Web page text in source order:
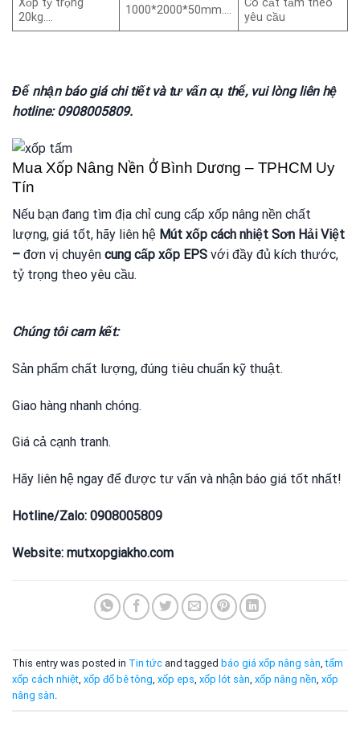
Xốp tỷ trọng
20kg….
1000*2000*50mm….
Có cắt tấm theo
yêu cầu
Để nhận báo giá chi tiết và tư vấn cụ thể, vui lòng liên hệ
hotline: 0908005809.
Mua Xốp Nâng Nền Ở Bình Dương – TPHCM Uy
Tín
Nếu bạn đang tìm địa chỉ cung cấp xốp nâng nền chất
lượng, giá tốt, hãy liên hệ Mút xốp cách nhiệt Sơn Hải Việt
– đơn vị chuyên cung cấp xốp EPS với đầy đủ kích thước,
tỷ trọng theo yêu cầu.
Chúng tôi cam kết:
Sản phẩm chất lượng, đúng tiêu chuẩn kỹ thuật.
Giao hàng nhanh chóng.
Giá cả cạnh tranh.
Hãy liên hệ ngay để được tư vấn và nhận báo giá tốt nhất!
Hotline/Zalo: 0908005809
Website: mutxopgiakho.com
This entry was posted in Tin tức and tagged báo giá xốp nâng sàn,tấm
xốp cách nhiệt, xốp đổ bê tông, xốp eps, xốp lót sàn, xốp nâng nền, xốp
nâng sàn.